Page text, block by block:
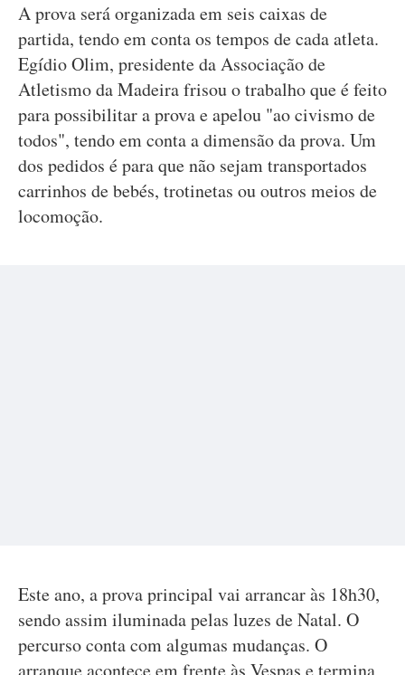
A prova será organizada em seis caixas de
partida, tendo em conta os tempos de cada atleta.
Egídio Olim, presidente da Associação de
Atletismo da Madeira frisou o trabalho que é feito
para possibilitar a prova e apelou "ao civismo de
todos", tendo em conta a dimensão da prova. Um
dos pedidos é para que não sejam transportados
carrinhos de bebés, trotinetas ou outros meios de
locomoção.
Este ano, a prova principal vai arrancar às 18h30,
sendo assim iluminada pelas luzes de Natal. O
percurso conta com algumas mudanças. O
arranque acontece em frente às Vespas e termina